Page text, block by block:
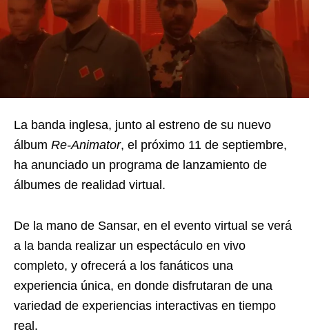
La banda inglesa, junto al estreno de su nuevo
álbum Re-Animator, el próximo 11 de septiembre,
ha anunciado un programa de lanzamiento de
álbumes de realidad virtual.
De la mano de Sansar, en el evento virtual se verá
a la banda realizar un espectáculo en vivo
completo, y ofrecerá a los fanáticos una
experiencia única, en donde disfrutaran de una
variedad de experiencias interactivas en tiempo
real.